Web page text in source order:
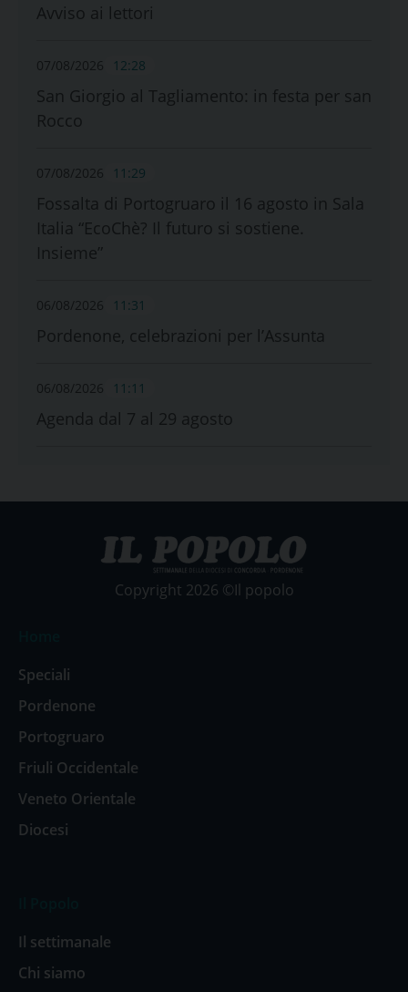
Avviso ai lettori
07/08/2026 12:28
San Giorgio al Tagliamento: in festa per san
Rocco
07/08/2026 11:29
Fossalta di Portogruaro il 16 agosto in Sala
Italia “EcoChè? Il futuro si sostiene.
Insieme”
06/08/2026 11:31
Pordenone, celebrazioni per l’Assunta
06/08/2026 11:11
Agenda dal 7 al 29 agosto
Copyright 2026 ©Il popolo
Speciali
Pordenone
Portogruaro
Friuli Occidentale
Veneto Orientale
Diocesi
Il settimanale
Chi siamo